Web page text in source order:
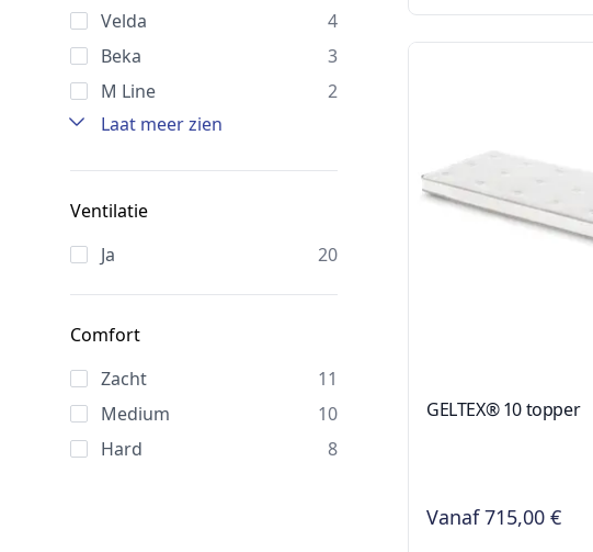
Velda
4
Beka
3
M Line
2
Laat meer zien
Ventilatie
Ja
20
Comfort
Zacht
11
Medium
10
Hard
8
GELTEX® 10 topper
Vanaf715,00 €